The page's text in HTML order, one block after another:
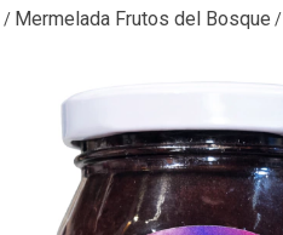
/ Mermelada Frutos del Bosque /